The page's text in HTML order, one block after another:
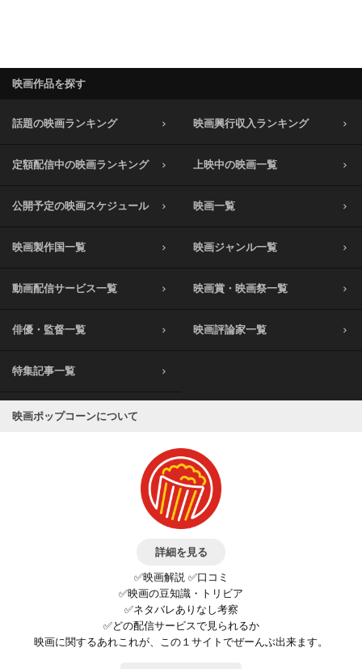
映画作品を探す
話題の映画ランキング 映画興行収入ランキング
定額配信中の映画ランキング 上映中の映画一覧
公開予定の映画スケジュール 映画一覧
映画製作国一覧 映画ジャンル一覧
動画配信サービス一覧 映画賞・映画祭一覧
俳優・監督一覧 映画評論家一覧
特集記事一覧
映画ポップコーンについて
詳細を見る
✅映画解説 ✅口コミ
✅映画の豆知識・トリビア
✅ネタバレありなし考察
✅どの配信サービスで見られるか
映画に関するあれこれが、この１サイトでぜーんぶ出来ます。